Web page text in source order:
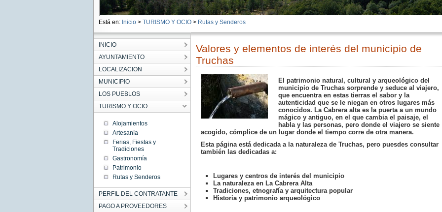
Está en: Inicio > TURISMO Y OCIO> Rutas y Senderos
INICIO
AYUNTAMIENTO
LOCALIZACION
MUNICIPIO
LOS PUEBLOS
TURISMO Y OCIO
Alojamientos
Artesanía
Ferias, Fiestas y
Tradiciones
Gastronomía
Patrimonio
Rutas y Senderos
PERFIL DEL CONTRATANTE
PAGO A PROVEEDORES
Valores y elementos de interés del municipio de
Truchas
El patrimonio natural, cultural y arqueológico del
municipio de Truchas sorprende y seduce al viajero,
que encuentra en estas tierras el sabor y la
autenticidad que se le niegan en otros lugares más
conocidos. La Cabrera alta es la puerta a un mundo
mágico y antiguo, en el que cambia el paisaje, el
habla y las personas, pero donde el viajero se siente
acogido, cómplice de un lugar donde el tiempo corre de otra manera.
Esta página está dedicada a la naturaleza de Truchas, pero puesdes consultar
también las dedicadas a:
Lugares y centros de interés del municipio
La naturaleza en La Cabrera Alta
Tradiciones, etnografía y arquitectura popular
Historia y patrimonio arqueológico